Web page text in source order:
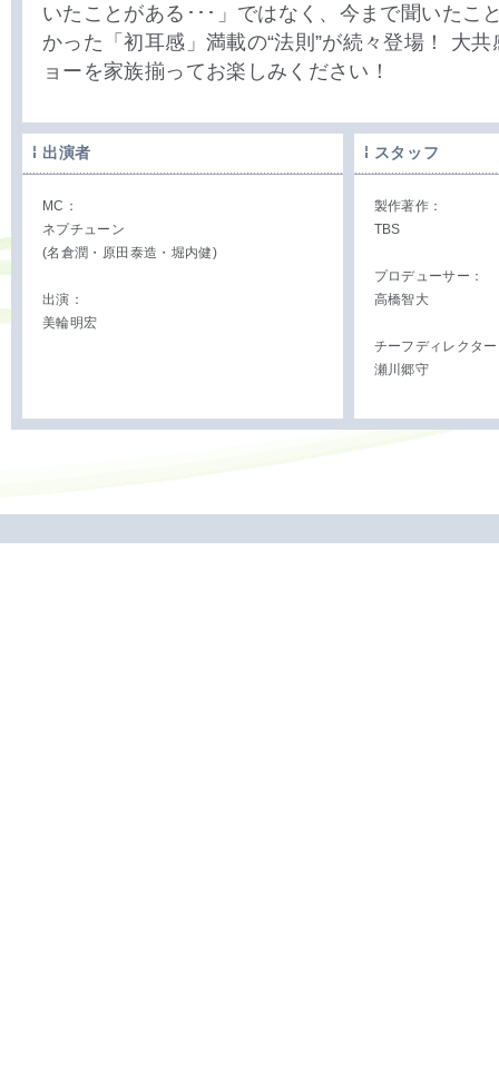
いたことがある･･･」ではなく、今まで聞いたこ
かった「初耳感」満載の“法則”が続々登場！ 大
ョーを家族揃ってお楽しみください！
出演者
MC：
ネプチューン
(名倉潤・原田泰造・堀内健)
出演：
美輪明宏
スタッフ
製作著作：
TBS
プロデューサー：
高橋智大
チーフディレクタ
瀬川郷守